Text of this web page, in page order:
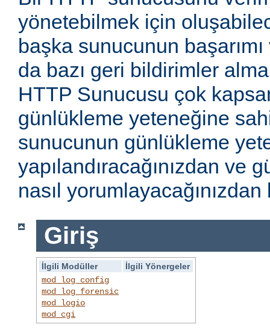
yönetebilmek için
başka sunucunun
da bazı geri bildirimler
HTTP Sunucusu çok
günlükleme yeteneğine
sunucunun günlükleme
yapılandıracağınızdan ve
nasıl
Giriş
İlgili Modüller
İlgili Yönergeler
mod_log_config
mod_log_forensic
mod_logio
mod_cgi